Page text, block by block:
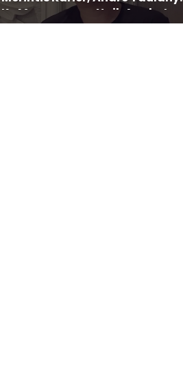
Ke Mana-mana Naik Angkot